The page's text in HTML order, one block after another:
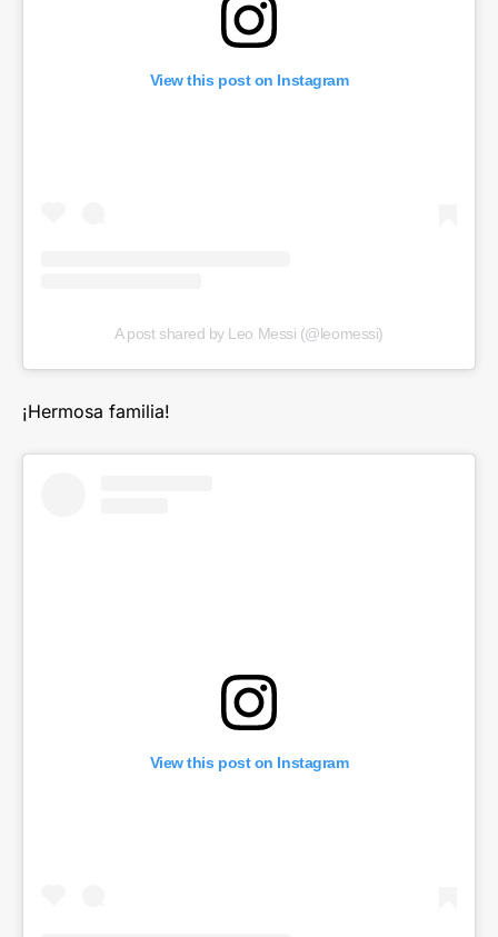
View this post on Instagram
A post shared by Leo Messi (@leomessi)
¡Hermosa familia!
View this post on Instagram